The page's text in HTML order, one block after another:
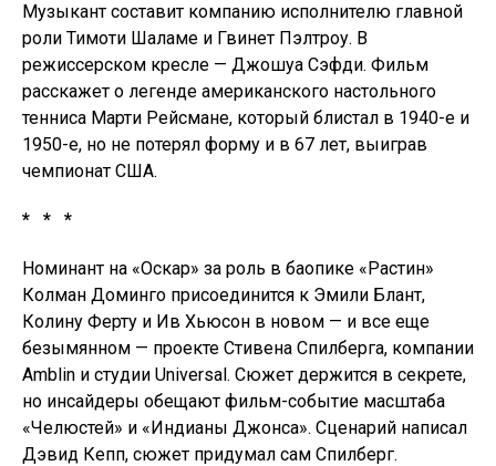
Музыкант составит компанию исполнителю главной
роли Тимоти Шаламе и Гвинет Пэлтроу. В
режиссерском кресле — Джошуа Сэфди. Фильм
расскажет о легенде американского настольного
тенниса Марти Рейсмане, который блистал в 1940-е и
1950-е, но не потерял форму и в 67 лет, выиграв
чемпионат США.
* * *
Номинант на «Оскар» за роль в баопике «Растин»
Колман Доминго присоединится к Эмили Блант,
Колину Ферту и Ив Хьюсон в новом — и все еще
безымянном — проекте Стивена Спилберга, компании
Amblin и студии Universal. Сюжет держится в секрете,
но инсайдеры обещают фильм-событие масштаба
«Челюстей» и «Индианы Джонса». Сценарий написал
Дэвид Кепп, сюжет придумал сам Спилберг.